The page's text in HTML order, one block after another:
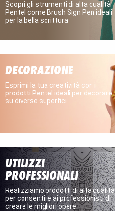
Scopri gli strumenti di alta qualità
Pentel come Brush Sign Pen ideali
per la bella scrittura
DECORAZIONE
Esprimi la tua creatività con i
prodotti Pentel ideali per decorare
su diverse superfici
UTILIZZI
PROFESSIONALI
Realizziamo prodotti di alta qualità
per consentire ai professionisti di
creare le migliori opere